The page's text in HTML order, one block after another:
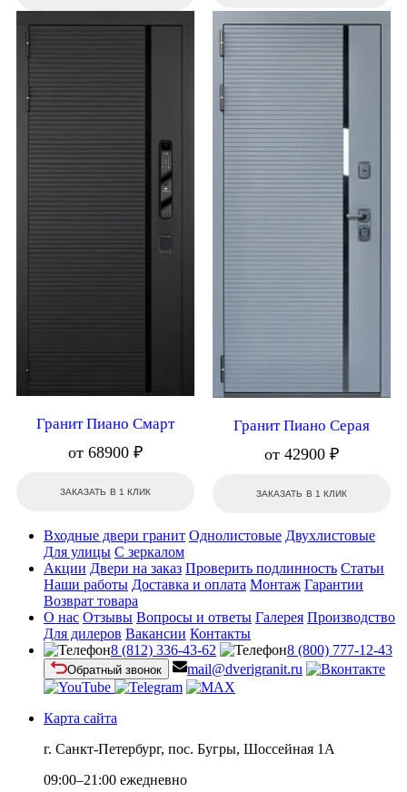
Гранит Пиано Смарт
от 68900 ₽
ЗАКАЗАТЬ В 1 КЛИК
Гранит Пиано Серая
от 42900 ₽
ЗАКАЗАТЬ В 1 КЛИК
Входные двери гранит Однолистовые Двухлистовые
Для улицы С зеркалом
Акции Двери на заказ Проверить подлинность Статьи
Наши работы Доставка и оплата Монтаж Гарантии
Возврат товара
О нас Отзывы Вопросы и ответы Галерея Производство
Для дилеров Вакансии Контакты
8 (812) 336-43-62
8 (800) 777-12-43
Обратный звонок mail@dverigranit.ru
Карта сайта
г. Санкт-Петербург, пос. Бугры, Шоссейная 1А
09:00–21:00 ежедневно